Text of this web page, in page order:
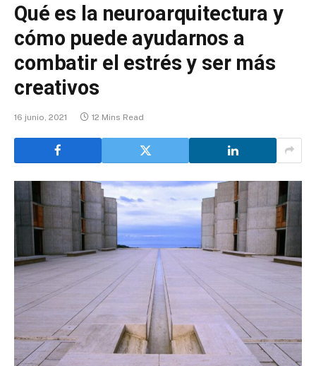
Qué es la neuroarquitectura y
cómo puede ayudarnos a
combatir el estrés y ser más
creativos
16 junio, 2021 12 Mins Read